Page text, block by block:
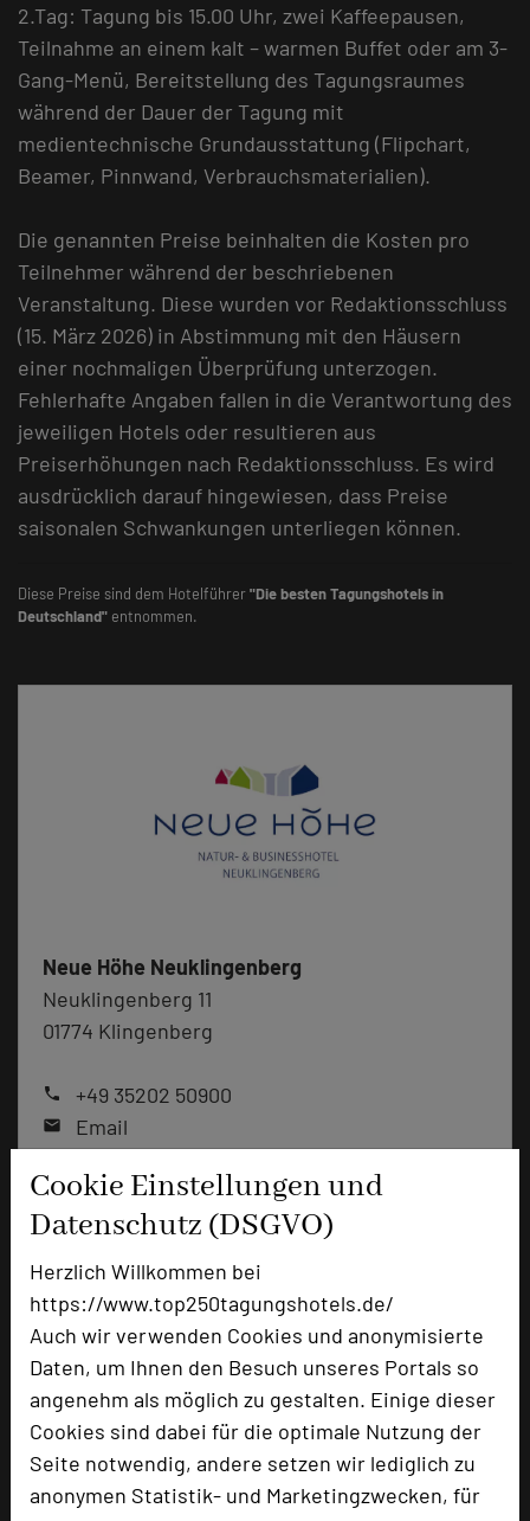
Cookie Einstellungen und
Datenschutz (DSGVO)
Herzlich Willkommen bei
https://www.top250tagungshotels.de/
Auch wir verwenden Cookies und anonymisierte
Daten, um Ihnen den Besuch unseres Portals so
angenehm als möglich zu gestalten. Einige dieser
Cookies sind dabei für die optimale Nutzung der
Seite notwendig, andere setzen wir lediglich zu
anonymen Statistik- und Marketingzwecken, für
2.Tag: Tagung bis 15.00 Uhr, zwei Kaffeepausen,
Teilnahme an einem kalt – warmen Buffet oder am 3-
Gang-Menü, Bereitstellung des Tagungsraumes
während der Dauer der Tagung mit
medientechnische Grundausstattung (Flipchart,
Beamer, Pinnwand, Verbrauchsmaterialien).
Die genannten Preise beinhalten die Kosten pro
Teilnehmer während der beschriebenen
Veranstaltung. Diese wurden vor Redaktionsschluss
(15. März 2026) in Abstimmung mit den Häusern
einer nochmaligen Überprüfung unterzogen.
Fehlerhafte Angaben fallen in die Verantwortung des
jeweiligen Hotels oder resultieren aus
Preiserhöhungen nach Redaktionsschluss. Es wird
ausdrücklich darauf hingewiesen, dass Preise
saisonalen Schwankungen unterliegen können.
Diese Preise sind dem Hotelführer"Die besten Tagungshotels in
Deutschland" entnommen.
Neue Höhe Neuklingenberg
Neuklingenberg 11
01774 Klingenberg
phone +49 35202 50900
mail Email
Bewertung
Tagungsplaner
Tagungsteilnehmer